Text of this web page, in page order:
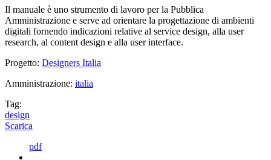
Il manuale è uno strumento di lavoro per la Pubblica
Amministrazione e serve ad orientare la progettazione di ambienti
digitali fornendo indicazioni relative al service design, alla user
research, al content design e alla user interface.
Progetto: Designers Italia
Amministrazione: italia
Tag:
design
Scarica
pdf